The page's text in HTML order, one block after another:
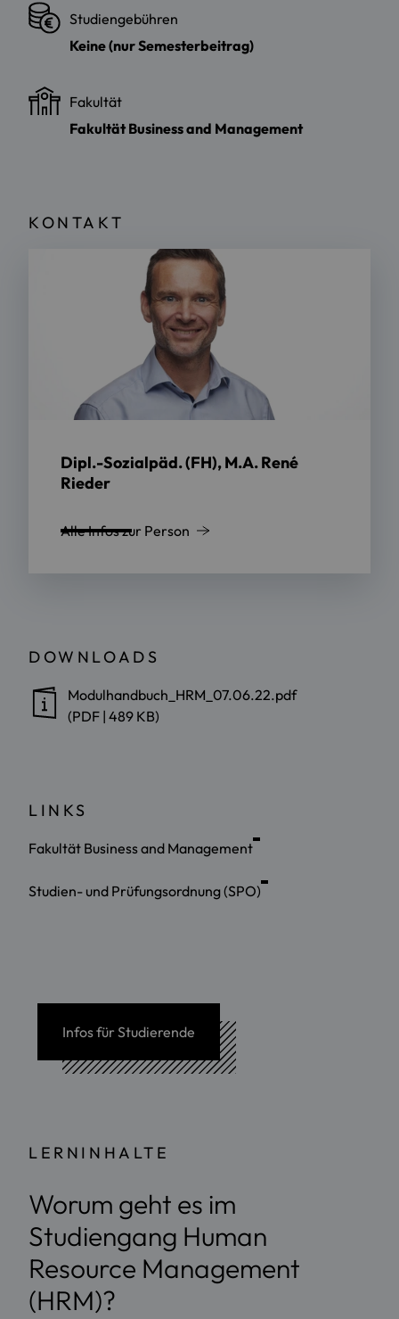
Studiengebühren
Keine (nur Semesterbeitrag)
Fakultät
Fakultät Business and Management
KONTAKT
Dipl.-Sozialpäd. (FH), M.A. René
Rieder
Alle Infos zur Person
DOWNLOADS
Modulhandbuch_HRM_07.06.22.pdf
(PDF | 489 KB)
LINKS
Fakultät Business and Management
Studien- und Prüfungsordnung (SPO)
Infos für Studierende
LERNINHALTE
Worum geht es im
Studiengang Human
Resource Management
(HRM)?